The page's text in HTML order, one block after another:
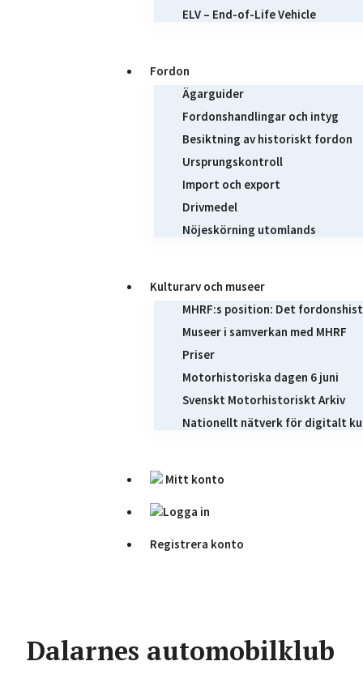
ELV – End-of-Life Vehicle
Fordon
Ägarguider
Fordonshandlingar och intyg
Besiktning av historiskt fordon
Ursprungskontroll
Import och export
Drivmedel
Nöjeskörning utomlands
Kulturarv och museer
MHRF:s position: Det
Museer i samverkan med MHRF
Priser
Motorhistoriska dagen 6 juni
Svenskt Motorhistoriskt Arkiv
Nationellt nätverk för digitalt
Mitt konto
Logga in
Registrera konto
Dalarnes automobilklub